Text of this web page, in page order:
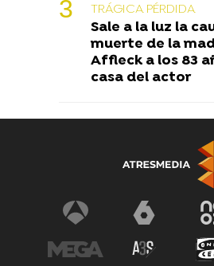
TRÁGICA PÉRDIDA
Sale a la luz la
muerte de la
Affleck a los 83
casa del actor